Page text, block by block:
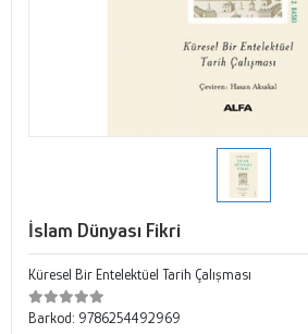
İslam Dünyası Fikri
Küresel Bir Entelektüel Tarih Çalışması
Barkod: 9786254492969